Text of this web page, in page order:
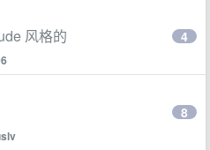
风格的 4
8